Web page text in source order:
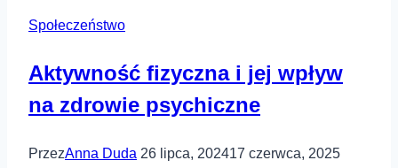
niepowtarzalnego
Społeczeństwo
Aktywność fizyczna i jej wpływ
na zdrowie psychiczne
PrzezAnna Duda 26 lipca, 202417 czerwca, 2025